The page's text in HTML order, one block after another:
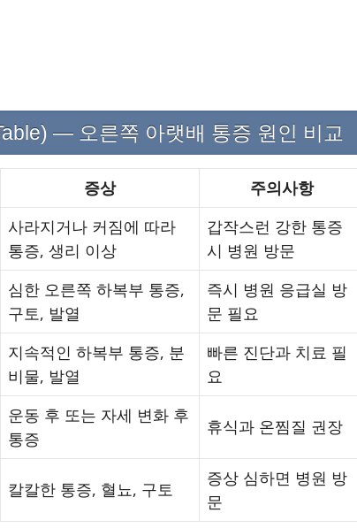
— 오른쪽 아랫배 통증 원인 비교
증상 주의사항
사라지거나 커짐에 따라
통증, 생리 이상
갑작스런 강한 통증
시 병원 방문
심한 오른쪽 하복부 통증,
구토, 발열
즉시 병원 응급실 방
문 필요
지속적인 하복부 통증, 분
비물, 발열
빠른 진단과 치료 필
요
운동 후 또는 자세 변화 후
통증
휴식과 온찜질 권장
칼칼한 통증, 혈뇨, 구토
증상 심하면 병원 방
문